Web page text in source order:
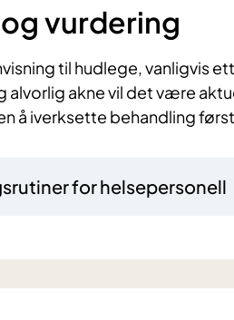
vurdering
til hudlege, vanligvis
alvorlig akne vil det være
å iverksette behandling
for helsepersonell